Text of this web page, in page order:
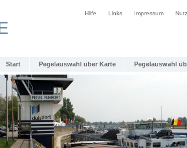
Hilfe Links Impressum
Start Pegelauswahl über Karte Pegelauswahl